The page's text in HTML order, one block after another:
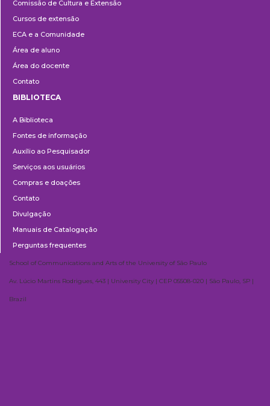
e
Extensão
Comissão de Cultura e Extensão
Cursos de extensão
ECA e a Comunidade
Área de aluno
Área do docente
Contato
BIBLIOTECA
A Biblioteca
Fontes de informação
Auxílio ao Pesquisador
Serviços aos usuários
Compras e doações
Contato
Divulgação
Manuais de Catalogação
Perguntas frequentes
School of Communications and Arts of the University of São Paulo
Av. Lúcio Martins Rodrigues, 443 | University City | CEP 05508-020 | São Paulo, SP |
Brazil